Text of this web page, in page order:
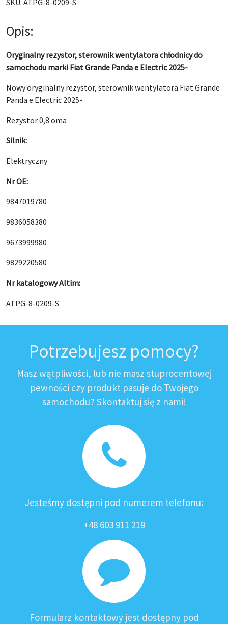
Opis:
Oryginalny rezystor, sterownik wentylatora chłodnicy do
samochodu marki Fiat Grande Panda e Electric 2025-
Nowy oryginalny rezystor, sterownik wentylatora Fiat Grande
Panda e Electric 2025-
Rezystor 0,8 oma
Silnik:
Elektryczny
Nr OE:
9847019780
9836058380
9673999980
9829220580
Nr katalogowy Altim:
ATPG-8-0209-S
Potrzebujesz pomocy?
Masz wątpliwości, lub nie masz stuprocentowej
pewności czy produkt pasuje do Twojego
samochodu? Skontaktuj się z nami!
Jesteśmy dostępni pod numerem telefonu:
+48 603 911 219
Formularz kontaktowy jest dostępny pod